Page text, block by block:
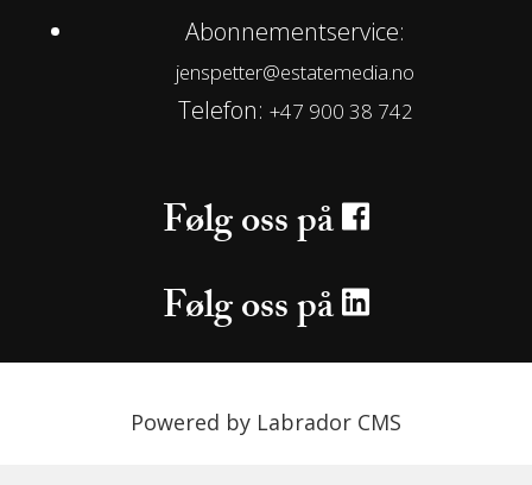
Abonnementservice:
jenspetter@estatemedia.no
Telefon: +47 900 38 742
Følg oss på
Følg oss på
Powered by Labrador CMS